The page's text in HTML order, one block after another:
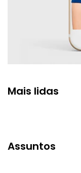
Mais lidas
Assuntos